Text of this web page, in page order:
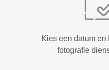
Kies een datum
fotografie